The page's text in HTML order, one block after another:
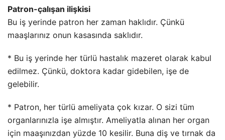
Patron-çalışan ilişkisi
Bu iş yerinde patron her zaman haklıdır. Çünkü
maaşlarınız onun kasasında saklıdır.
* Bu iş yerinde her türlü hastalık mazeret olarak kabul
edilmez. Çünkü, doktora kadar gidebilen, işe de
gelebilir.
* Patron, her türlü ameliyata çok kızar. O sizi tüm
organlarınızla işe almıştır. Ameliyatla alınan her organ
için maaşınızdan yüzde 10 kesilir. Buna diş ve tırnak da